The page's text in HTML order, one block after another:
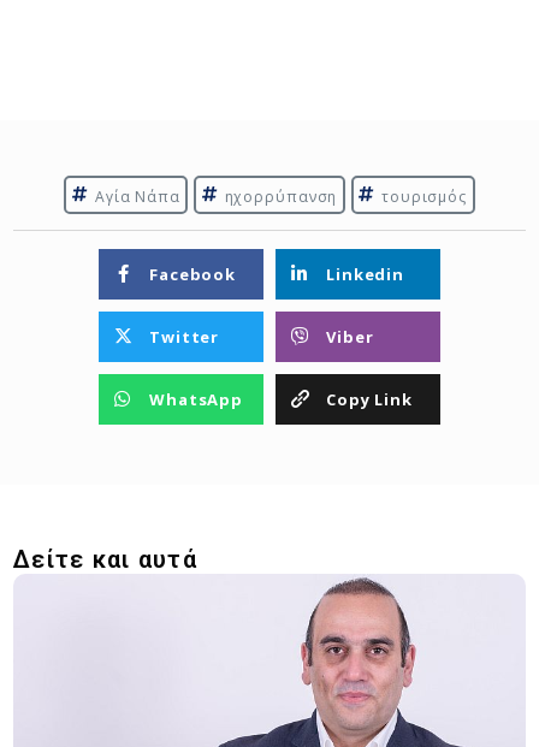
Αγία Νάπα ηχορρύπανση τουρισμός
Facebook Linkedin
Twitter Viber
WhatsApp Copy Link
Δείτε και αυτά